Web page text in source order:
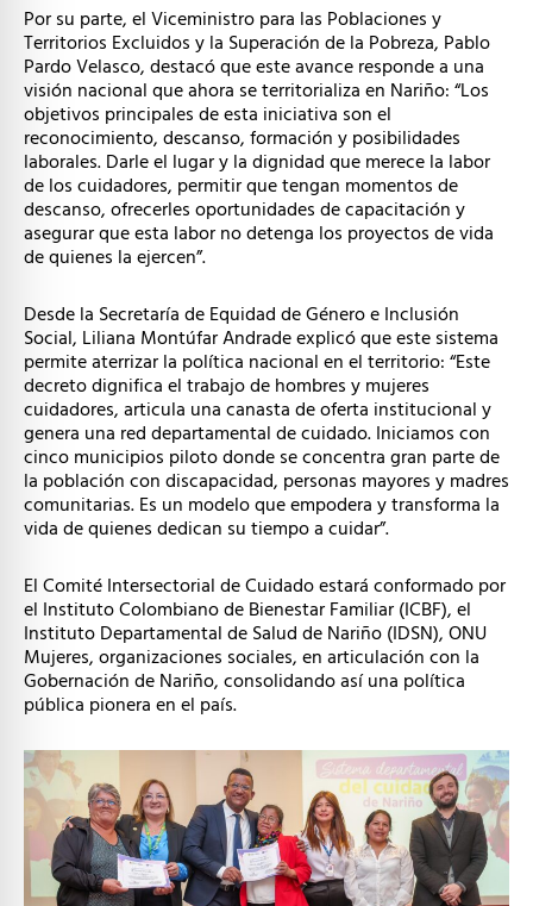
Por su parte, el Viceministro para las Poblaciones y
Territorios Excluidos y la Superación de la Pobreza, Pablo
Pardo Velasco, destacó que este avance responde a una
visión nacional que ahora se territorializa en Nariño: “Los
objetivos principales de esta iniciativa son el
reconocimiento, descanso, formación y posibilidades
laborales. Darle el lugar y la dignidad que merece la labor
de los cuidadores, permitir que tengan momentos de
descanso, ofrecerles oportunidades de capacitación y
asegurar que esta labor no detenga los proyectos de vida
de quienes la ejercen”.
Desde la Secretaría de Equidad de Género e Inclusión
Social, Liliana Montúfar Andrade explicó que este sistema
permite aterrizar la política nacional en el territorio: “Este
decreto dignifica el trabajo de hombres y mujeres
cuidadores, articula una canasta de oferta institucional y
genera una red departamental de cuidado. Iniciamos con
cinco municipios piloto donde se concentra gran parte de
la población con discapacidad, personas mayores y madres
comunitarias. Es un modelo que empodera y transforma la
vida de quienes dedican su tiempo a cuidar”.
El Comité Intersectorial de Cuidado estará conformado por
el Instituto Colombiano de Bienestar Familiar (ICBF), el
Instituto Departamental de Salud de Nariño (IDSN), ONU
Mujeres, organizaciones sociales, en articulación con la
Gobernación de Nariño, consolidando así una política
pública pionera en el país.